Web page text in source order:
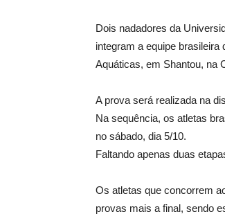
Dois nadadores da
integram a equipe brasileira
Aquáticas, em Shantou, na
A prova será realizada na
Na sequência, os atletas
no sábado, dia 5/10.
Faltando apenas duas
Os atletas que concorrem
provas mais a final, sendo